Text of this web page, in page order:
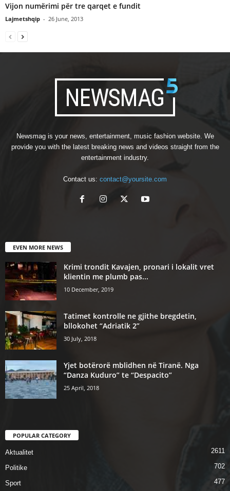
Vijon numërimi për tre qarqet e fundit
Lajmetshqip - 26 June, 2013
Newsmag is your news, entertainment, music fashion website. We
provide you with the latest breaking news and videos straight from the
entertainment industry.
Contact us: contact@yoursite.com
EVEN MORE NEWS
Krimi trondit Kavajen, pronari i lokalit vret
klientin me plumb pas...
10 December, 2019
Tatimet kontrolle ne gjithe bregdetin,
bllokohet “Adriatik 2”
30 July, 2018
Yjet botërorë mblidhen në Tiranë. Nga
“Danza Kuduro” te “Despacito”
25 April, 2018
POPULAR CATEGORY
Aktualitet 2611
Politike 702
Sport 477